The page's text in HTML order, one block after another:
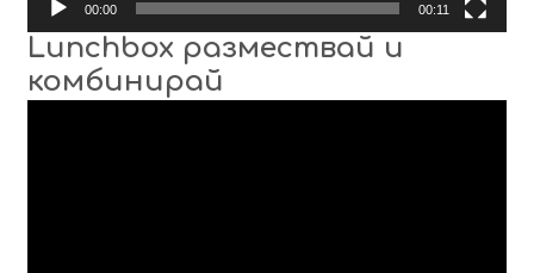
00:00 00:11
Lunchbox размествай и
комбинирай